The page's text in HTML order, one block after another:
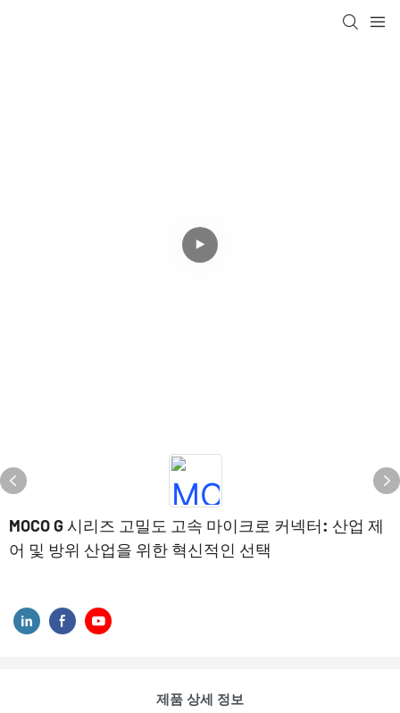
MOCO G 시리즈 고밀도 고속 마이크로 커넥터: 산업 제
어 및 방위 산업을 위한 혁신적인 선택
제품 상세 정보